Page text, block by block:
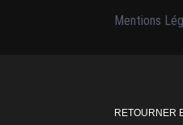
Mentions
RETOURNER